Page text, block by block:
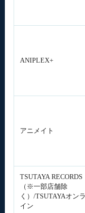
ANIPLEX+
アニメイト
TSUTAYA RECORDS
（※一部店舗除
く）/TSUTAYAオンラ
イン